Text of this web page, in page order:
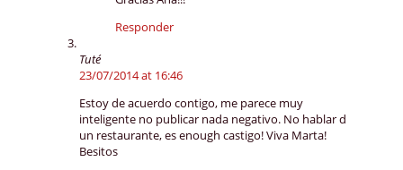
Responder
Tuté
23/07/2014 at 16:46
Estoy de acuerdo contigo, me parece muy
inteligente no publicar nada negativo. No hablar d
un restaurante, es enough castigo! Viva Marta!
Besitos